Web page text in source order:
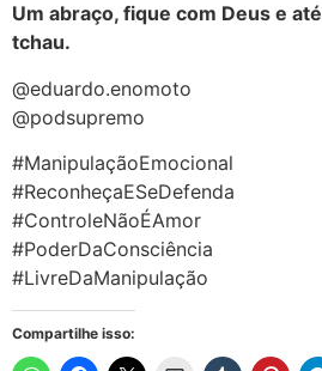
Um abraço, fique com Deus e
tchau.
@eduardo.enomoto
@podsupremo
#ManipulaçãoEmocional
#ReconheçaESeDefenda
#ControleNãoÉAmor
#PoderDaConsciência
#LivreDaManipulação
Compartilhe isso: